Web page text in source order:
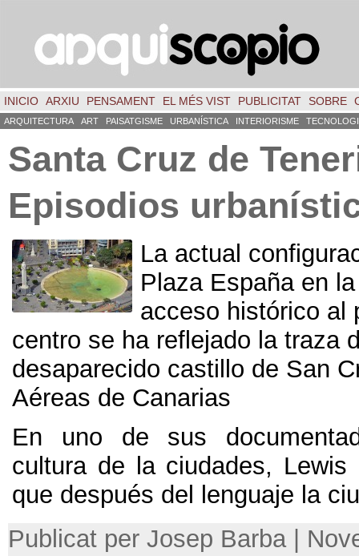
INICIO ARXIU PENSAMENT EL MÉS VIST PUBLICITAT SOBRE
ARQUITECTURA ART PAISATGISME URBANÍSTICA INTERIORISME
Santa Cruz de
Episodios
La actual
Plaza España en
acceso histórico al
centro se ha reflejado la traza
desaparecido castillo de San
Aéreas de Canarias
En uno de sus
cultura de la ciudades, Lewis
que después del lenguaje la
Publicat per Josep Barba |